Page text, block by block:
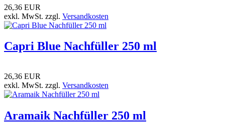
26,36 EUR
exkl. MwSt. zzgl. Versandkosten
Capri Blue Nachfüller 250 ml
26,36 EUR
exkl. MwSt. zzgl. Versandkosten
Aramaik Nachfüller 250 ml